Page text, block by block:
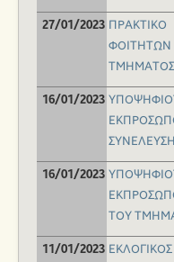
27/01/2023
16/01/2023
16/01/2023
ΤΟΥ
11/01/2023